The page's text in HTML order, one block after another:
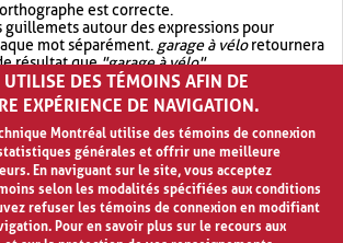
est correcte.
guillemets autour des expressions pour
mot séparément. garage à véloretournera
résultat que"garage à vélo".
votre recherche avec OR.garage OR vélo
plus de résultat quegarage à vélo
DES TÉMOINS AFIN DE
EXPÉRIENCE DE NAVIGATION.
Montréal utilise des témoins de connexion
générales et offrir une meilleure
En naviguant sur le site, vous acceptez
selon les modalités spécifiées aux conditions
refuser les témoins de connexion en modifiant
Pour en savoir plus sur le recours aux